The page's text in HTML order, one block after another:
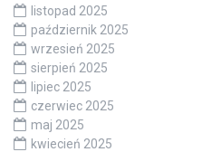
listopad 2025
październik 2025
wrzesień 2025
sierpień 2025
lipiec 2025
czerwiec 2025
maj 2025
kwiecień 2025